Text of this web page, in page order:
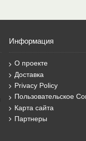
Информация
О проекте
Доставка
Privacy Policy
Пользовательское
Карта сайта
Партнеры